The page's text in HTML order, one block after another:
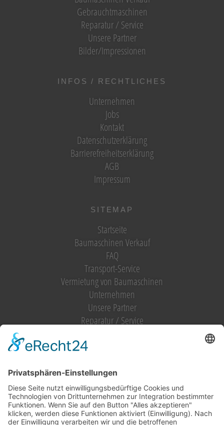
Gebrauchtmaschinen
Reparatur / Service
Unsere Partner
Bilder/Impressionen
INFOS / RECHTLICHES
Unternehmen
Jobs
Kontakt
Datenschutzerklärung
Barrierefreiheitserklärung
AGB
Impressum
SITEMAP
Startseite
Baumaschinen Verkauf
FAQ
Transport-Service
Vermietung von Baumaschinen
Unternehmen
Unsere Partner
Reparatur / Service
Vermietung (alles)
Hebetechnik
Sägen, Trennen